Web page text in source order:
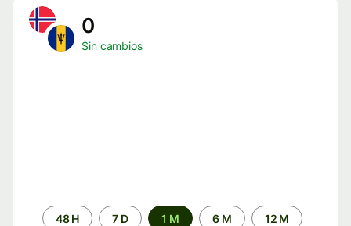
0
Sin cambios
Periodo48 H 7 D 1 M 6 M 12 M